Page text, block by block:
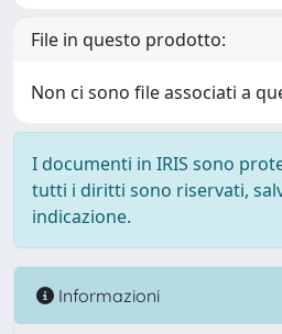
File in questo prodotto:
Non ci sono file associati a
I documenti in IRIS sono
tutti i diritti sono riservati,
indicazione.
Informazioni